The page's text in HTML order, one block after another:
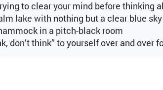
to clear your mind before thinking
lake with nothing but a clear blue
in a pitch-black room
don’t think” to yourself over and over